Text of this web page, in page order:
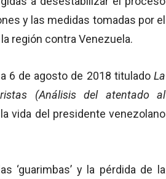
y las medidas tomadas por el
región contra Venezuela.
6 de agosto de 2018 titulado La
(Análisis del atentado al
vida del presidente venezolano
‘guarimbas’ y la pérdida de la